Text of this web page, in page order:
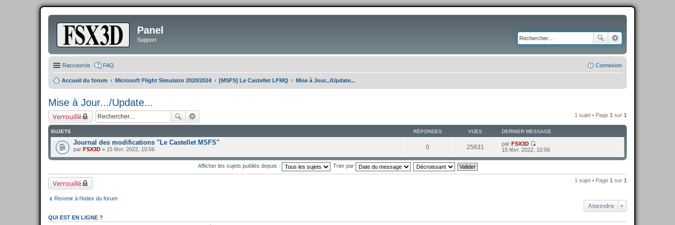
Panel
Support
Raccourcis FAQ Connexion
Accueil du forum Microsoft Flight Simulator 2020/2024 [MSFS] Le Castellet LFMQ Mise à Jour.../Update...
Mise à Jour.../Update...
Verrouillé 1 sujet • Page 1 sur 1
SUJETS RÉPONSES VUES DERNIER MESSAGE
Journal des modifications "Le Castellet MSFS"
par FSX3D » 15 févr. 2022, 10:56 0 25631 par FSX3D
C
n
u
e
15 févr. 2022, 10:56
Afficher les sujets publiés depuis : Trier par
Verrouillé 1 sujet • Page 1 sur 1
Revenir à l’index du forum
Atteindre
QUI EST EN LIGNE ?